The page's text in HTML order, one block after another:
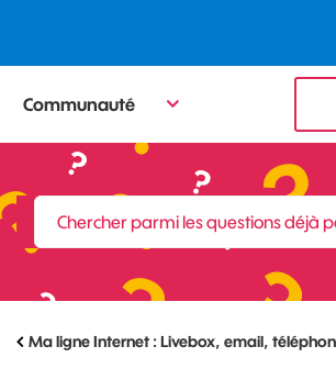
Communauté
Ma ligne Internet : Livebox, email,